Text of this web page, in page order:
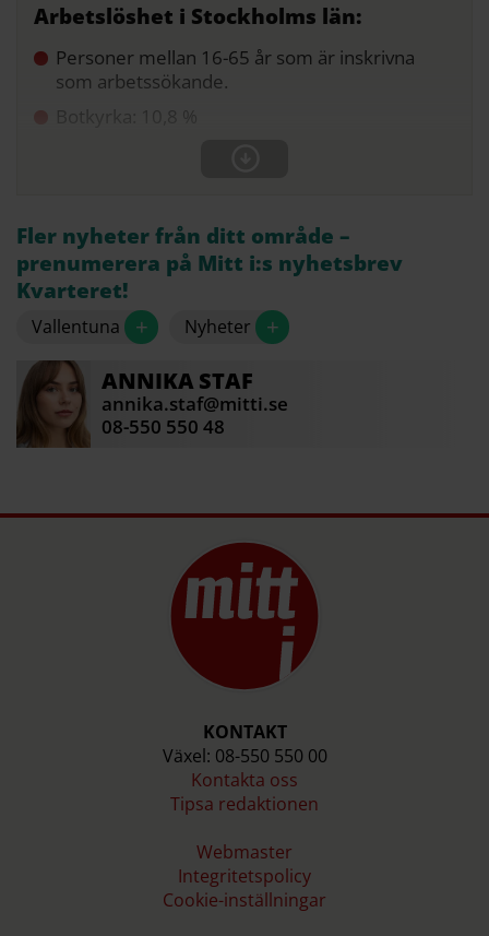
Arbetslöshet i Stockholms län:
Personer mellan 16-65 år som är inskrivna
som arbetssökande.
Botkyrka: 10,8 %
Fler nyheter från ditt område –
prenumerera på Mitt i:s nyhetsbrev
Kvarteret!
Vallentuna + Nyheter +
ANNIKA STAF
annika.staf@mitti.se
08-550 550 48
KONTAKT
Växel: 08-550 550 00
Kontakta oss
Tipsa redaktionen
Webmaster
Integritetspolicy
Cookie-inställningar